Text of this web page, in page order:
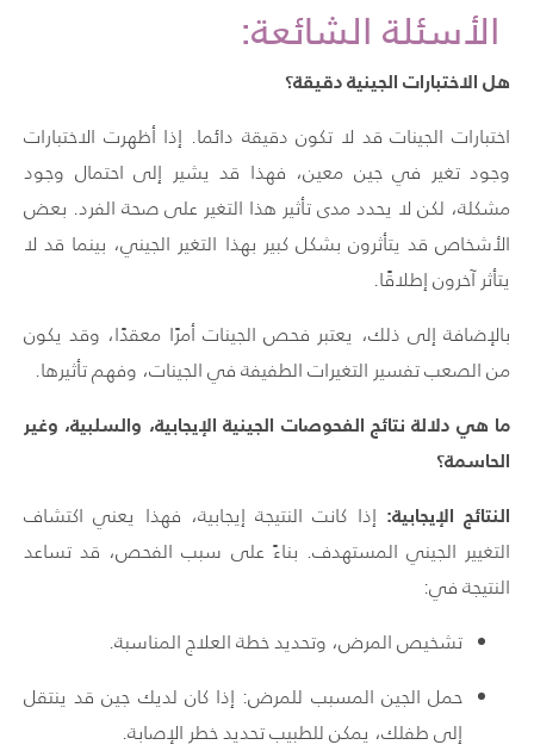
الأسئلة الشائعة:
هل الاختبارات الجينية دقيقة؟
اختبارات الجينات قد لا تكون دقيقة دائما. إذا أظهرت الاختبارات
وجود تغير في جين معين، فهذا قد يشير إلى احتمال وجود
مشكلة، لكن لا يحدد مدى تأثير هذا التغير على صحة الفرد. بعض
الأشخاص قد يتأثرون بشكل كبير بهذا التغير الجيني، بينما قد لا
يتأثر آخرون إطلاقًا.
بالإضافة إلى ذلك، يعتبر فحص الجينات أمرًا معقدًا، وقد يكون
من الصعب تفسير التغيرات الطفيفة في الجينات، وفهم تأثيرها.
ما هي دلالة نتائج الفحوصات الجينية الإيجابية، والسلبية، وغير
الحاسمة؟
النتائج الإيجابية: إذا كانت النتيجة إيجابية، فهذا يعني اكتشاف
التغيير الجيني المستهدف. بناءً على سبب الفحص، قد تساعد
النتيجة في:
تشخيص المرض، وتحديد خطة العلاج المناسبة.
حمل الجين المسبب للمرض: إذا كان لديك جين قد ينتقل
إلى طفلك، يمكن للطبيب تحديد خطر الإصابة.